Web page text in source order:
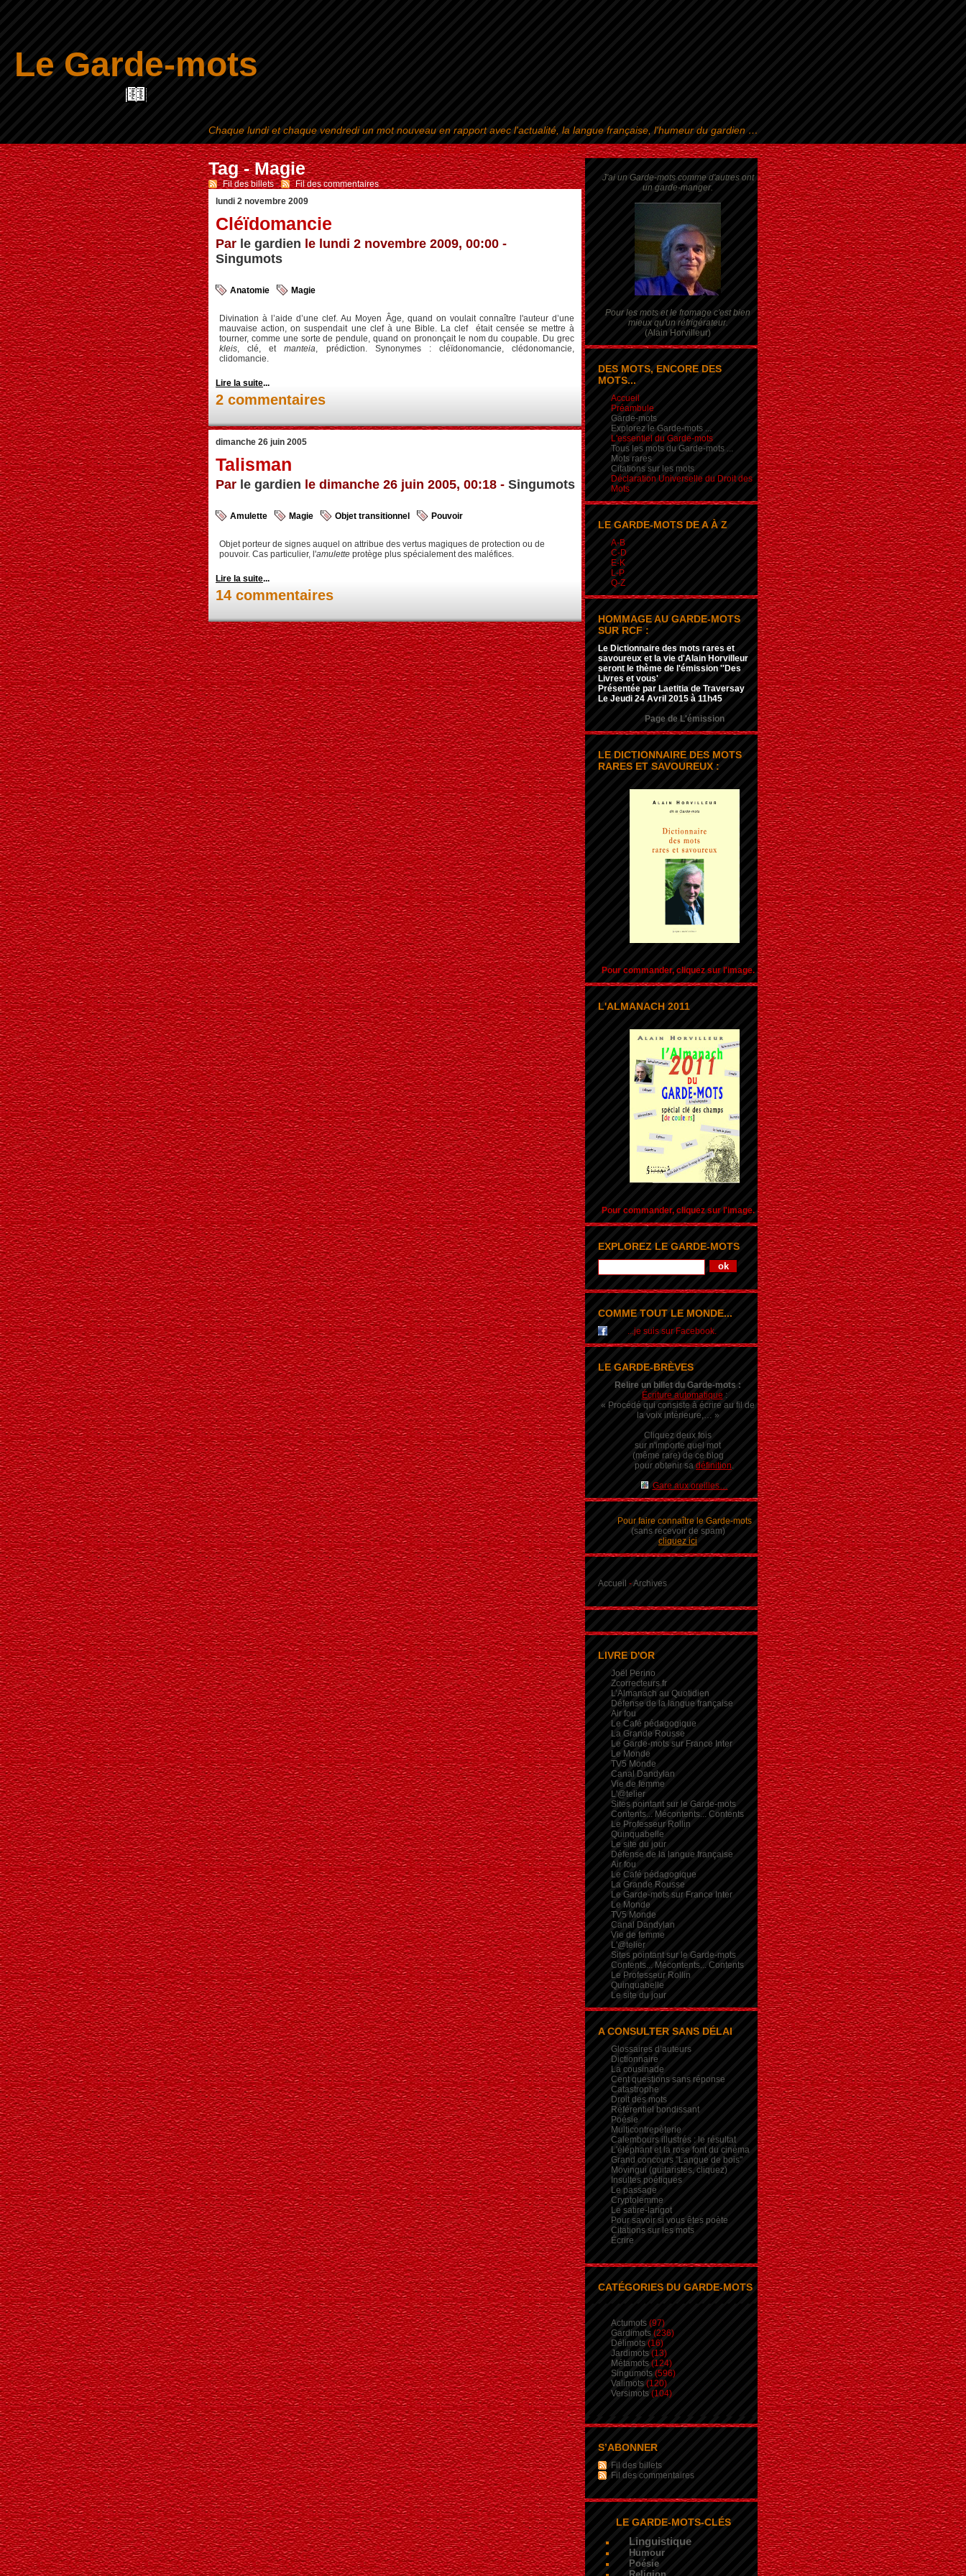
Le Garde-mots
Aller au contenu|Aller au menu|Aller à la recherche
Tag - Magie
Fil des billets-
Fil des commentaires
lundi 2 novembre 2009
Cléïdomancie
Par le gardien le lundi 2 novembre 2009, 00:00 -
Singumots
Anatomie Magie
Divination à l’aide d’une clef. Au Moyen Âge, quand on voulait connaître l'auteur d’une
mauvaise action, on suspendait une clef à une Bible. La clef était censée se mettre à
tourner, comme une sorte de pendule, quand on prononçait le nom du coupable. Du grec
kleis, clé, etmanteia, prédiction. Synonymes : cléïdonomancie, clédonomancie,
clidomancie.
Lire la suite...
2 commentaires
dimanche 26 juin 2005
Talisman
Par le gardien le dimanche 26 juin 2005, 00:18 - Singumots
Amulette Magie Objet transitionnel Pouvoir
Objet porteur de signes auquel on attribue des vertus magiques de protection ou de
pouvoir. Cas particulier, l'amulette protège plus spécialement des maléfices.
Lire la suite...
14 commentaires
Chaque lundi et chaque vendredi un mot nouveau en rapport avec l'actualité, la langue française, l'humeur du gardien …
J'ai un Garde-mots comme d'autres ont
un garde-manger.
Pour les mots et le fromage c'est bien
mieux qu'un réfrigérateur.
(Alain Horvilleur)
DES MOTS, ENCORE DES
MOTS...
Accueil
Préambule
Garde-mots
Explorez le Garde-mots ...
L'essentiel du Garde-mots
Tous les mots du Garde-mots ...
Mots rares
Citations sur les mots
Déclaration Universelle du Droit des
Mots
LE GARDE-MOTS DE A À Z
A-B
C-D
E-K
L-P
Q-Z
HOMMAGE AU GARDE-MOTS
SUR RCF :
Le Dictionnaire des mots rares et
savoureux et la vie d'Alain Horvilleur
seront le thème de l'émission ''Des
Livres et vous'
Présentée par Laetitia de Traversay
Le Jeudi 24 Avril 2015 à 11h45
Page de L'émission
LE DICTIONNAIRE DES MOTS
RARES ET SAVOUREUX :
Pour commander, cliquez sur l'image.
L'ALMANACH 2011
Pour commander, cliquez sur l'image.
EXPLOREZ LE GARDE-MOTS
COMME TOUT LE MONDE...
...je suis sur Facebook.
LE GARDE-BRÈVES
Relire un billet du Garde-mots :
Écriture automatique :
« Procédé qui consiste à écrire au fil de
la voix intérieure,… »
Cliquez deux fois
sur n'importe quel mot
(même rare) de ce blog
pour obtenir sa définition.
Gare aux oreilles…
Pour faire connaître le Garde-mots
(sans recevoir de spam)
cliquez ici
Accueil -Archives
LIVRE D'OR
Joël Perino
Zcorrecteurs.fr
L’Almanach au Quotidien
Défense de la langue française
Air fou
Le Café pédagogique
La Grande Rousse
Le Garde-mots sur France Inter
Le Monde
TV5 Monde
Canal Dandylan
Vie de femme
L'@telier
Sites pointant sur le Garde-mots
Contents... Mécontents... Contents
Le Professeur Rollin
Quinquabelle
Le site du jour
Défense de la langue française
Air fou
Le Café pédagogique
La Grande Rousse
Le Garde-mots sur France Inter
Le Monde
TV5 Monde
Canal Dandylan
Vie de femme
L'@telier
Sites pointant sur le Garde-mots
Contents... Mécontents... Contents
Le Professeur Rollin
Quinquabelle
Le site du jour
A CONSULTER SANS DÉLAI
Glossaires d’auteurs
Dictionnaire
La cousinade
Cent questions sans réponse
Catastrophe
Droit des mots
Référentiel bondissant
Poésie
Multicontrepèterie
Calembours illustrés : le résultat
L'éléphant et la rose font du cinéma
Grand concours "Langue de bois"
Movingui (guitaristes, cliquez)
Insultes poétiques
Le passage
Cryptolemme
Le satire-larigot
Pour savoir si vous êtes poète
Citations sur les mots
Écrire
CATÉGORIES DU GARDE-MOTS
Actumots (97)
Gardimots (236)
Délimots (16)
Jardimots (13)
Métamots (124)
Singumots (596)
Valimots (120)
Versimots (104)
S’ABONNER
Fil des billets
Fil des commentaires
LE GARDE-MOTS-CLÉS
Linguistique
Humour
Poésie